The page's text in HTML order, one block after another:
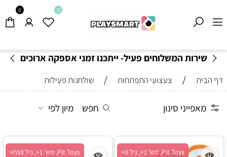
שירות המשלוחים פעיל- ייתכנו זמני אספקה ארוכים
0 0
דף הבית / צעצועי התפתחות / שולחנות פעילות
מאפייני סינון חפש מיון לפי
Pit Toys, מש' 1+, גיל 0+ Pit Toys, מש' 1+, גיל 18ח+